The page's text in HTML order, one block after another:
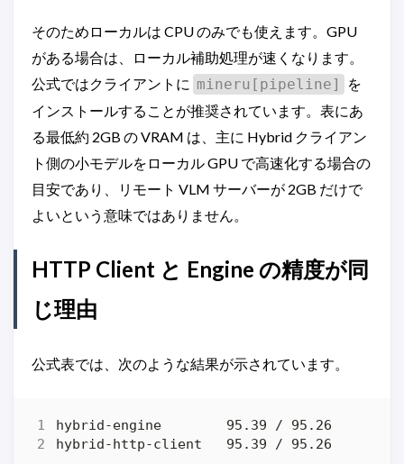
そのためローカルは CPU のみでも使えます。GPU
がある場合は、ローカル補助処理が速くなります。
公式ではクライアントに mineru[pipeline]
を
インストールすることが推奨されています。表にあ
る最低約 2GB の VRAM は、主に Hybrid クライアン
ト側の小モデルをローカル GPU で高速化する場合の
目安であり、リモート VLM サーバーが 2GB だけで
よいという意味ではありません。
HTTP Client と Engine の精度が同
じ理由
公式表では、次のような結果が示されています。